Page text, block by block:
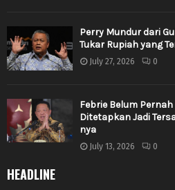
Perry Mundur dari
Tukar Rupiah yang
July 27, 2026 0
Febrie Belum
Ditetapkan Jadi
nya
July 13, 2026 0
HEADLINE